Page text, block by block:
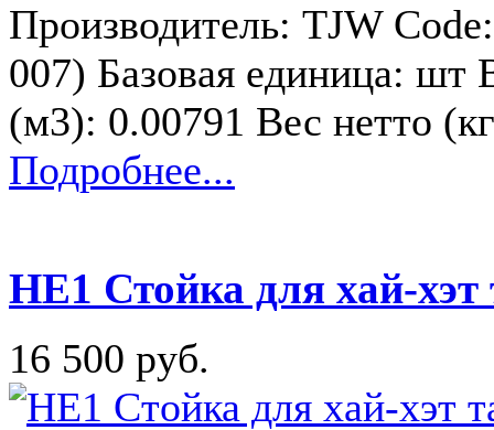
Производитель: TJW
007) Базовая единица: шт
(м3): 0.00791 Вес нетто
Подробнее...
HE1 Стойка для хай-
16 500 руб.